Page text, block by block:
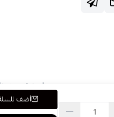
أضف
الحقوق محفوظة |